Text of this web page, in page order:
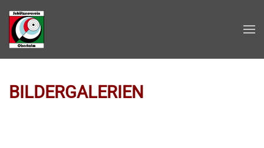
Zum Hauptinhalt springen
BILDERGALERIEN